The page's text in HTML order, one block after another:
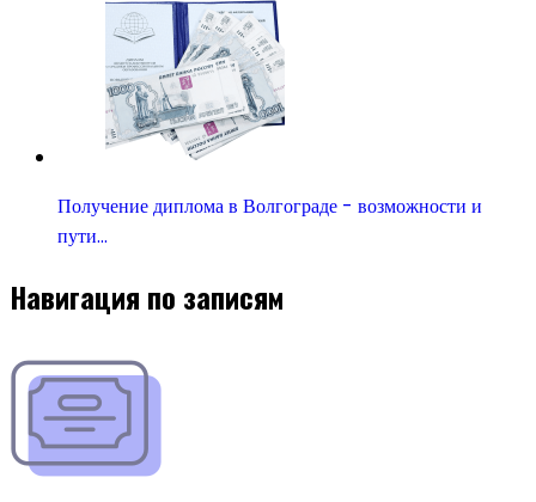
Получение диплома в Волгограде - возможности и
пути…
Навигация по записям